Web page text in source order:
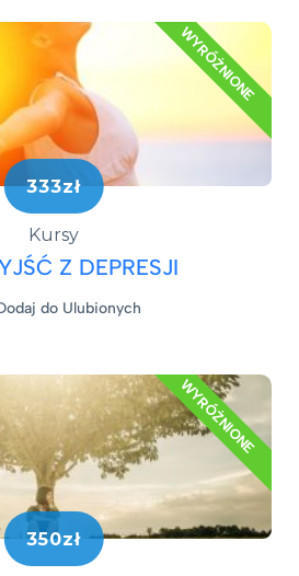
WYRÓŻNIONE
333zł
Kursy
Z DEPRESJI​
do Ulubionych
WYRÓŻNIONE
350zł